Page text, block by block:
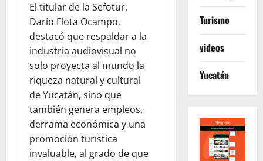
El titular de la Sefotur,
Darío Flota Ocampo,
destacó que respaldar a la
industria audiovisual no
solo proyecta al mundo la
riqueza natural y cultural
de Yucatán, sino que
también genera empleos,
derrama económica y una
promoción turística
invaluable, al grado de que
Turismo
videos
Yucatán